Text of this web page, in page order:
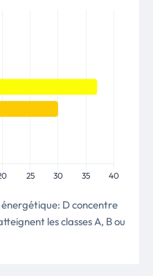
D concentre
les classes A, B ou